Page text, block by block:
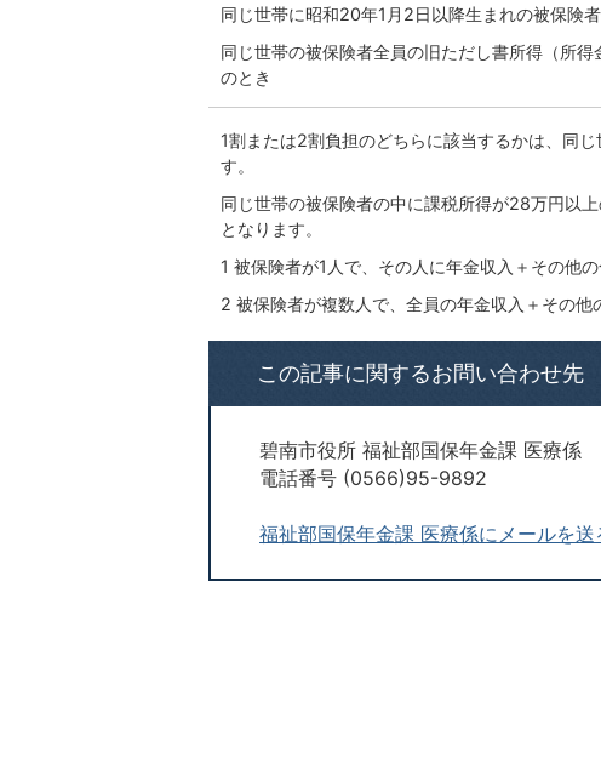
同じ世帯に昭和20年1月2日以降生まれの被保険
同じ世帯の被保険者全員の旧ただし書所得（所
のとき
1割または2割負担のどちらに該当するかは、同
す。
同じ世帯の被保険者の中に課税所得が28万円以
となります。
1 被保険者が1人で、その人に年金収入＋その他
2 被保険者が複数人で、全員の年金収入＋その
この記事に関するお問い合わせ先
碧南市役所 福祉部国保年金課 医療係
電話番号 (0566)95-9892
福祉部国保年金課 医療係にメールを送